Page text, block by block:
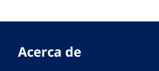
Acerca de